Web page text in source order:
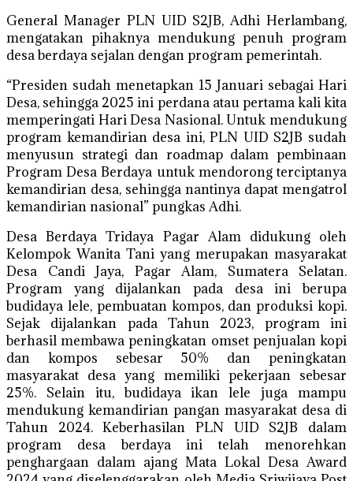
General Manager PLN UID S2JB, Adhi Herlambang,
mengatakan pihaknya mendukung penuh program
desa berdaya sejalan dengan program pemerintah.
“Presiden sudah menetapkan 15 Januari sebagai Hari
Desa, sehingga 2025 ini perdana atau pertama kali kita
memperingati Hari Desa Nasional. Untuk mendukung
program kemandirian desa ini, PLN UID S2JB sudah
menyusun strategi dan roadmap dalam pembinaan
Program Desa Berdaya untuk mendorong terciptanya
kemandirian desa, sehingga nantinya dapat mengatrol
kemandirian nasional” pungkas Adhi.
Desa Berdaya Tridaya Pagar Alam didukung oleh
Kelompok Wanita Tani yang merupakan masyarakat
Desa Candi Jaya, Pagar Alam, Sumatera Selatan.
Program yang dijalankan pada desa ini berupa
budidaya lele, pembuatan kompos, dan produksi kopi.
Sejak dijalankan pada Tahun 2023, program ini
berhasil membawa peningkatan omset penjualan kopi
dan kompos sebesar 50% dan peningkatan
masyarakat desa yang memiliki pekerjaan sebesar
25%. Selain itu, budidaya ikan lele juga mampu
mendukung kemandirian pangan masyarakat desa di
Tahun 2024. Keberhasilan PLN UID S2JB dalam
program desa berdaya ini telah menorehkan
penghargaan dalam ajang Mata Lokal Desa Award